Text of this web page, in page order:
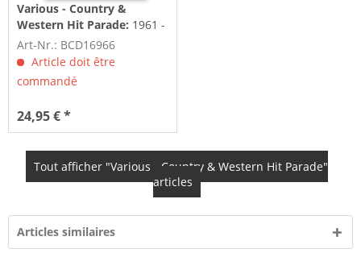
Various - Country &
Western Hit Parade: 1961 -
Dim Lights, Thick Smoke
And Hillbilly Music
Art-Nr.: BCD16966
Article doit être
commandé
24,95 € *
Tout afficher "Various - Country & Western Hit Parade"
articles
Articles similaires